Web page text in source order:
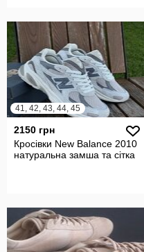
41, 42, 43, 44, 45
2150 грн
Кросівки New Balance 2010
натуральна замша та сітка